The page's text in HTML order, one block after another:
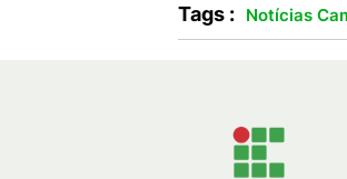
Tags : Notícias